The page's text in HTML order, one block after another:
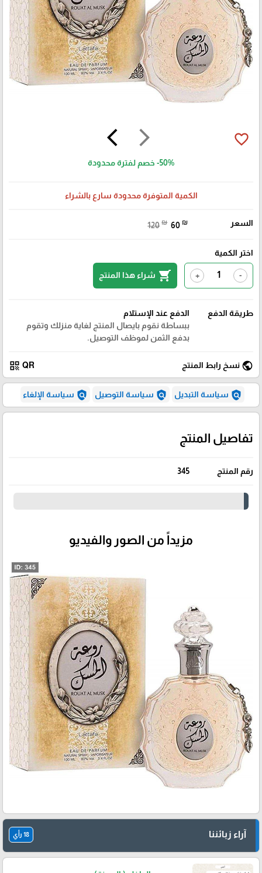
arrow_forward_ios
arrow_back_ios favorite_border
-50% خصم لفترة محدودة
الكمية المتوفرة محدودة سارع بالشراء
السعر 120 ₪ 60 ₪
اختر الكمية
-
+
shopping_cart شراء هذا المنتج
طريقة الدفع
الدفع عند الإستلام
ببساطة نقوم بايصال المنتج لغاية منزلك وتقوم
بدفع الثمن لموظف التوصيل.
public نسخ رابط المنتج QR
qr_code
policy سياسة التبديل policy سياسة التوصيل policy سياسة الإلغاء
تفاصيل المنتج
رقم المنتج 345
مزيداً من الصور والفيديو
آراء زبائننا 18 رأي